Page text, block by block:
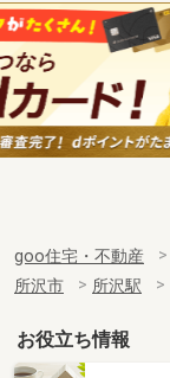
goo住宅・不動産
所沢市
所沢駅
お役立ち情報